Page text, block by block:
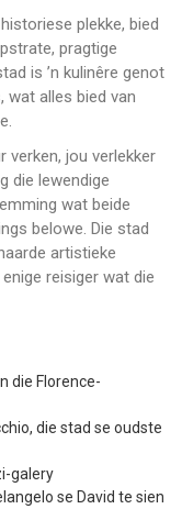
plekke, bied
pragtige
is ’n kulinêre genot
wat alles bied van
verken, jou verlekker
die lewendige
wat beide
belowe. Die stad
artistieke
reisiger wat die
die Florence-
die stad se oudste
galery
se David te sien